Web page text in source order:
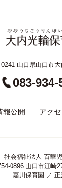
山口県山口市大
083-934-
報公開 アク
社会福祉法人 百華
0896 山口市
嘉川保育園 ／ 正